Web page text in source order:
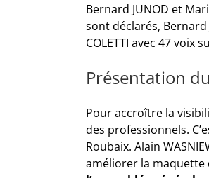
Bernard JUNOD et
sont déclarés, Bernard
COLETTI avec 47 voix
Présentation
Pour accroître la
des professionnels.
Roubaix. Alain
améliorer la maquette